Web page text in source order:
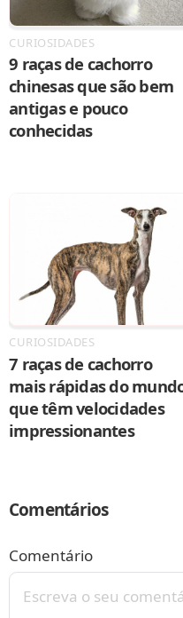
CURIOSIDADES
9 raças de cachorro
chinesas que são bem
antigas e pouco
conhecidas
CURIOSIDADES
7 raças de cachorro
mais rápidas do
que têm velocidades
impressionantes
Comentários
Comentário